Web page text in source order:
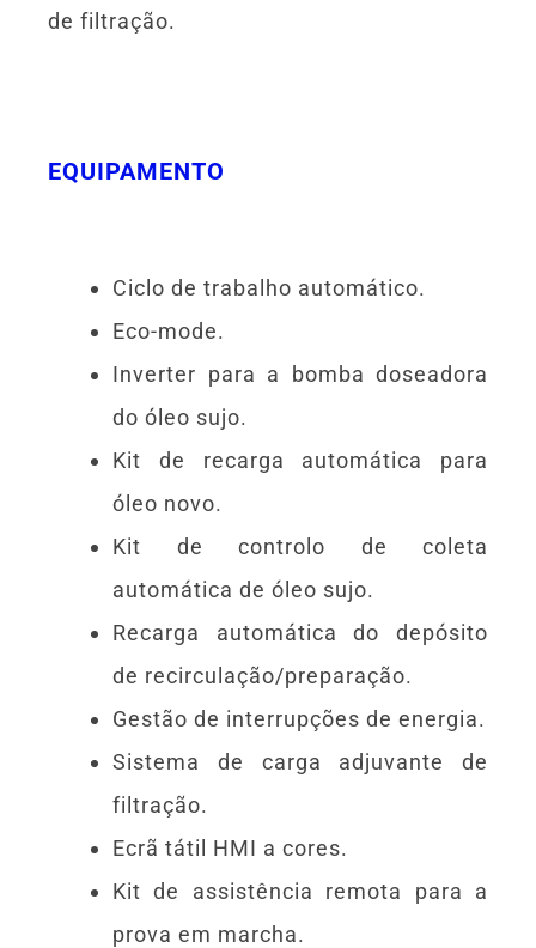
de filtração.
EQUIPAMENTO
Ciclo de trabalho automático.
Eco-mode.
Inverter para a bomba doseadora
do óleo sujo.
Kit de recarga automática para
óleo novo.
Kit de controlo de coleta
automática de óleo sujo.
Recarga automática do depósito
de recirculação/preparação.
Gestão de interrupções de energia.
Sistema de carga adjuvante de
filtração.
Ecrã tátil HMI a cores.
Kit de assistência remota para a
prova em marcha.